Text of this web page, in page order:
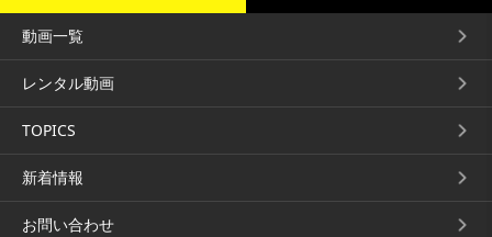
ハンサムショート
伊藤雨潔
アートディレクター伊藤雨潔によ
る「ハンサムショート」...
サロンベーシック
アドバンスカット
動画一覧
レンタル動画
TOPICS
新着情報
お問い合わせ